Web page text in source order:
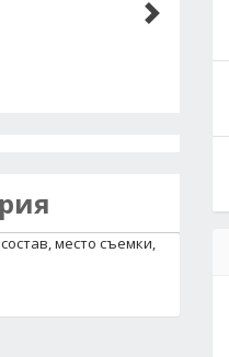
место съемки,